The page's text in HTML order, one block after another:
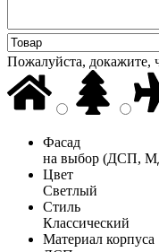
Пожалуйста, докажите,
Фасад
на выбор (ДСП,
Цвет
Светлый
Стиль
Классический
Материал корпуса